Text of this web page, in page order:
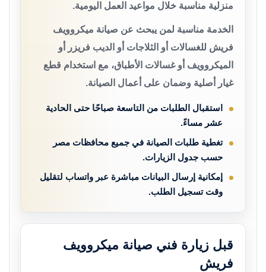
منزلية مناسبة خلال مواعيد العمل اليومية.
الخدمة مناسبة لمن يبحث عن صيانة ميكروويف
فريش للغسالات أو الثلاجات أو الديب فريزر أو
الميكروويف أو غسالات الأطباق، مع استخدام قطع
غيار أصلية وضمان على أعمال الصيانة.
استقبال الطلبات من التاسعة صباحًا حتى الحادية
عشر مساءً.
تغطية طلبات الصيانة في جميع محافظات مصر
حسب جدول الزيارات.
إمكانية إرسال البيانات مباشرة عبر واتساب لتقليل
وقت تسجيل الطلب.
قبل زيارة فني صيانة ميكروويف
فريش